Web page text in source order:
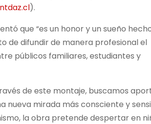
).
que “es un honor y un sueño
de difundir de manera profesional el
públicos familiares, estudiantes y
de este montaje, buscamos
nueva mirada más consciente y
la obra pretende despertar en